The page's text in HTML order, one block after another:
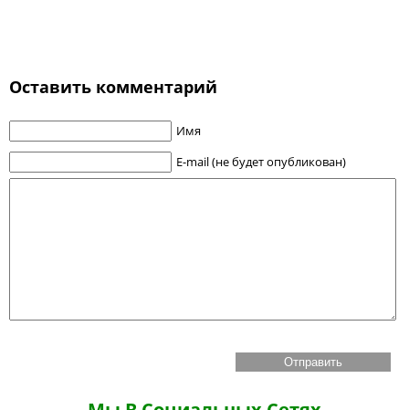
Оставить комментарий
Имя
E-mail (не будет опубликован)